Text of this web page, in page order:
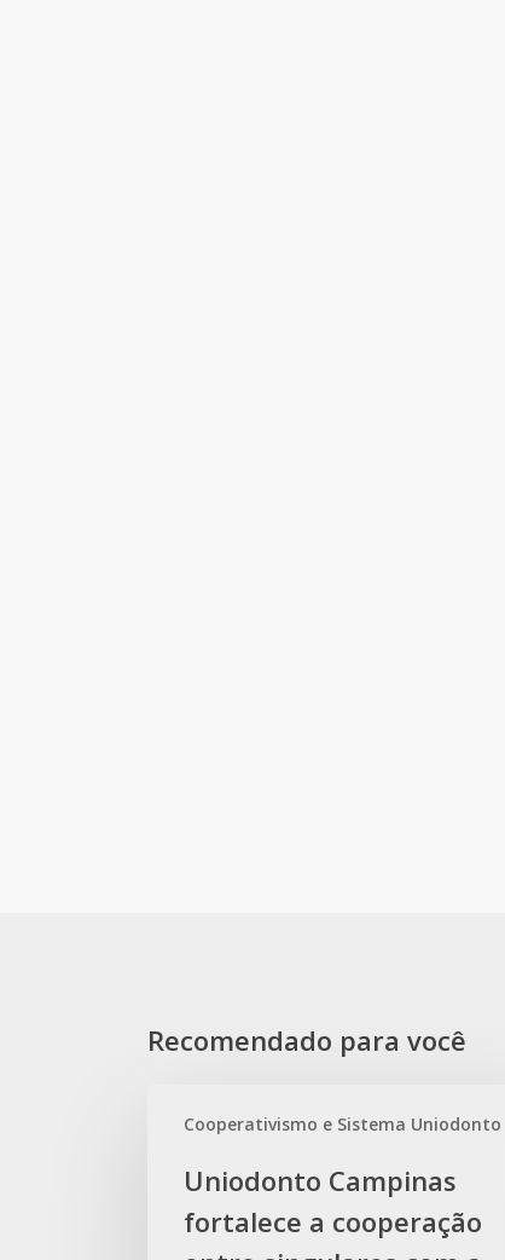
Recomendado para você
Cooperativismo e Sistema Uniodonto
Campinas
cooperação
Uniodonto Campinas
fortalece a cooperação